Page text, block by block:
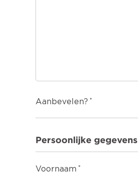
Aanbevelen?
Persoonlijke gegevens
Voornaam